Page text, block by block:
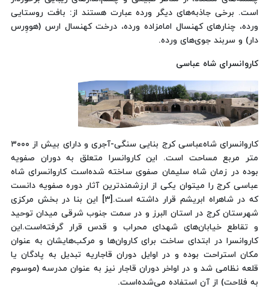
است. برخی جاذبه‌های دیگر ورده عبارت هستند از: بافت روستایی
ورده، چنارهای کهنسال امامزاده ورده، درخت کهنسال ارس (هووِرس
دار) و سربند جوی‌های ورده.
کاروانسرای شاه عباسی
کاروانسرای شاه‌عباسی کرج بنایی سنگی-آجری و دارای بیش از ۳۰۰۰
متر مربع مساحت است. این کاروانسرا متعلق به دوران صفویه
بودهدر زمان شاه سلیمان صفوی ساخته شده‌استکاروانسرای شاه
عباسی کرج را میتوان یکی از ارزشمندترین آثار دوره صفویه دانست
که در شاهراه ابریشم قرار داشته است.[۳]
این بنا در بخش مرکزی
شهرستان کرج در استان البرز و در سمت جنوب شرقی میدان توحید
و تقاطع خیابان‌های شهدای محراب و قدس قرار گرفته‌است.این
کاروانسرا در ابتدای ساخت برای کاروان‌ها و مرکب‌هایشان به عنوان
مکان استراحت بوده و در اوایل دوران قاجاریه تبدیل به پادگان یا
قلعه نظامی شد و در اواخر دوران قاجار نیز به عنوان مدرسه (موسوم
به فلاحت) از آن استفاده می‌شده‌است.